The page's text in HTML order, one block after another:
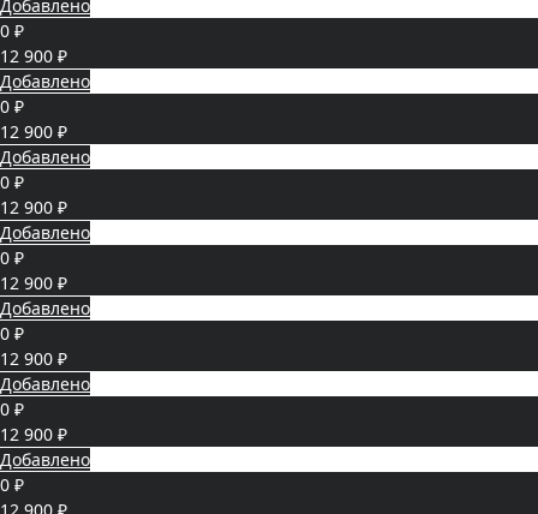
Добавлено
0 ₽
12 900 ₽
Добавлено
0 ₽
12 900 ₽
Добавлено
0 ₽
12 900 ₽
Добавлено
0 ₽
12 900 ₽
Добавлено
0 ₽
12 900 ₽
Добавлено
0 ₽
12 900 ₽
Добавлено
0 ₽
12 900 ₽